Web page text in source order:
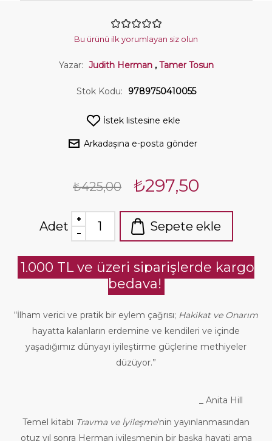
Bu ürünü ilk yorumlayan siz olun
Yazar: Judith Herman , Tamer Tosun
Stok Kodu: 9789750410055
İstek listesine ekle
Arkadaşına e-posta gönder
₺425,00 ₺297,50
Adet Sepete ekle
1.000 TL ve üzeri siparişlerde kargo
bedava!
“İlham verici ve pratik bir eylem çağrısı; Hakikat ve Onarım
hayatta kalanların erdemine ve kendileri ve içinde
yaşadığımız dünyayı iyileştirme güçlerine methiyeler
düzüyor.”
_ Anita Hill
Temel kitabı Travma ve İyileşme’nin yayınlanmasından
otuz yıl sonra Herman iyileşmenin bir başka hayati ama